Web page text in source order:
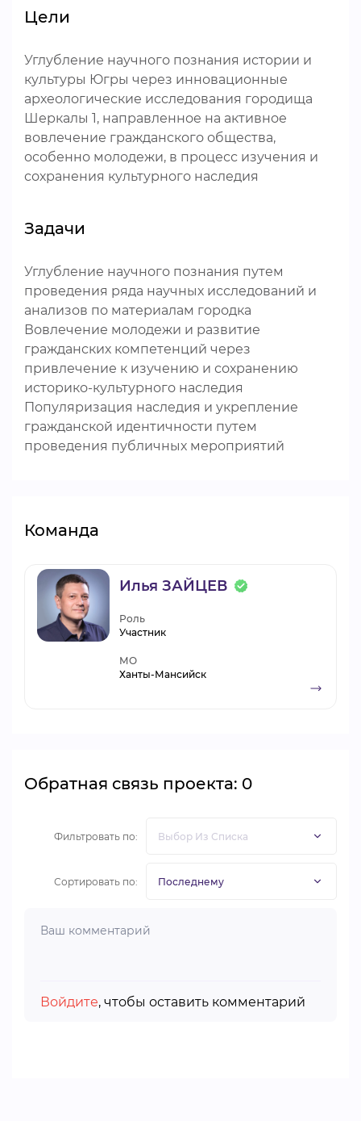
Цели
Углубление научного познания истории и
культуры Югры через инновационные
археологические исследования городища
Шеркалы 1, направленное на активное
вовлечение гражданского общества,
особенно молодежи, в процесс изучения и
сохранения культурного наследия
Задачи
Углубление научного познания путем
проведения ряда научных исследований и
анализов по материалам городка
Вовлечение молодежи и развитие
гражданских компетенций через
привлечение к изучению и сохранению
историко-культурного наследия
Популяризация наследия и укрепление
гражданской идентичности путем
проведения публичных мероприятий
Команда
Илья ЗАЙЦЕВ
Роль
Участник
МО
Ханты-Мансийск
Обратная связь проекта: 0
Фильтровать по:
Сортировать по:
Войдите, чтобы оставить комментарий